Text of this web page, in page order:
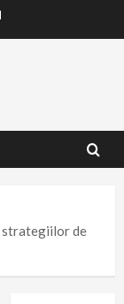
strategiilor de